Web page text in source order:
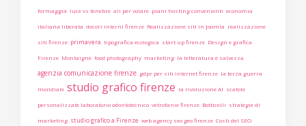
formaggia luce vs tenebre ali per volare piani hosting convenienti economia
italiana liberata decori interni firenze Realizzazione siti in Joomla realizzazione
siti firenze primavera tipografica ecologica start up firenze Design e grafica
Firenze Montaigne food photography marketing la letteratura è salvezza
agenzia comunicazione firenze gdpr per siti internet firenze la terza guerra
mondiale studio grafico firenze la rivoluzione AI scatole
personalizzate laboratorio odontotecnico vetrofanie firenze Botticelli strategie di
marketing studio grafico a Firenze web agency seo geo firenze Costi del SEO